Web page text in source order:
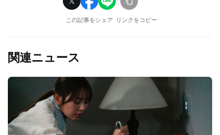
この記事をシェア リンクをコピー
関連ニュース